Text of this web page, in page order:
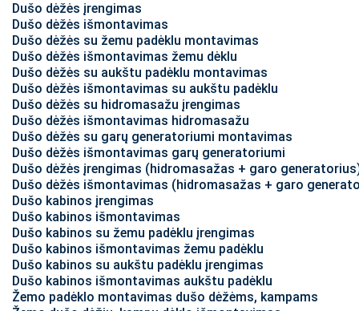
Dušo dėžės įrengimas
Dušo dėžės išmontavimas
Dušo dėžės su žemu padėklu montavimas
Dušo dėžės išmontavimas žemu dėklu
Dušo dėžės su aukštu padėklu montavimas
Dušo dėžės išmontavimas su aukštu padėklu
Dušo dėžės su hidromasažu įrengimas
Dušo dėžės išmontavimas hidromasažu
Dušo dėžės su garų generatoriumi montavimas
Dušo dėžės išmontavimas garų generatoriumi
Dušo dėžės įrengimas (hidromasažas + garo
Dušo dėžės išmontavimas (hidromasažas + garo
Dušo kabinos įrengimas
Dušo kabinos išmontavimas
Dušo kabinos su žemu padėklu įrengimas
Dušo kabinos išmontavimas žemu padėklu
Dušo kabinos su aukštu padėklu įrengimas
Dušo kabinos išmontavimas aukštu padėklu
Žemo padėklo montavimas dušo dėžėms, kampams